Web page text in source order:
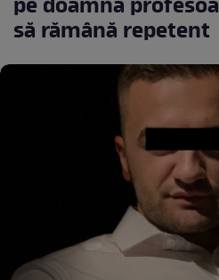
pe doamna
să rămână repetent